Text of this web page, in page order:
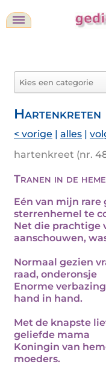
Hartenkreten
< vorige | alles |
hartenkreet (nr.
Tranen in de
Eén van mijn rare
sterrenhemel te
Net die prachtige
aanschouwen,
Normaal gezien
raad, onderonsje
Enorme
hand in hand.
Met de knapste
geliefde mama
Koningin van
moeders.